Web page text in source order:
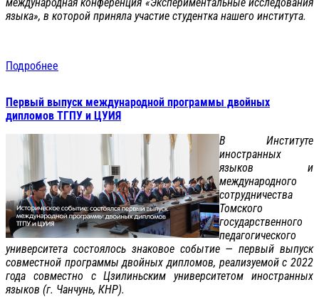
языка», в которой приняла участие студентка нашего института.
Подробнее
Первый выпуск международной программы двойных
дипломов ТГПУ и ЦУИЯ
В Институте
иностранных
языков и
международного
сотрудничества
Томского
государственного
педагогического
университета состоялось знаковое событие — первый выпуск
совместной программы двойных дипломов, реализуемой с 2022
года совместно с Цзилиньским университетом иностранных
языков (г. Чанчунь, КНР).